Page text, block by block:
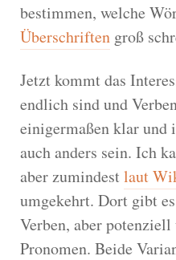
bestimmen, welche
Überschriften groß
Jetzt kommt das
endlich sind und
einigermaßen klar und
auch anders sein. Ich
aber zumindestlaut
umgekehrt. Dort gibt
Verben, aber
Pronomen. Beide